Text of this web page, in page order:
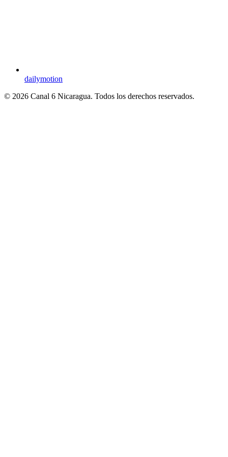
dailymotion
© 2026 Canal 6 Nicaragua. Todos los derechos reservados.